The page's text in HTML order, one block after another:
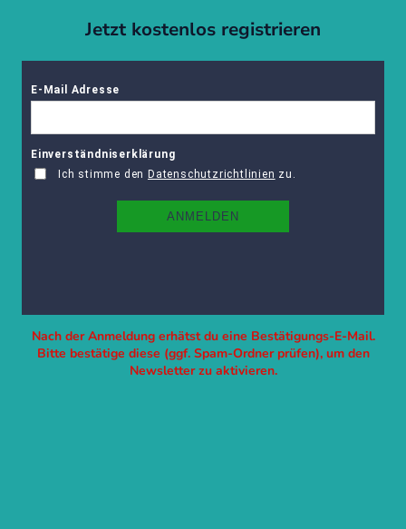
Jetzt kostenlos registrieren
Nach der Anmeldung erhätst du eine Bestätigungs-E-Mail.
Bitte bestätige diese (ggf. Spam-Ordner prüfen), um den
Newsletter zu aktivieren.